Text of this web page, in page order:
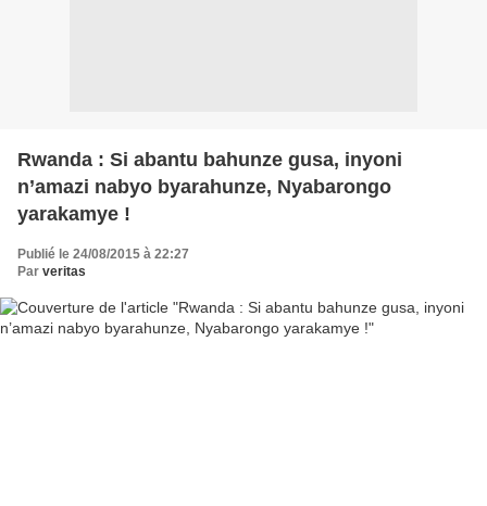
Rwanda : Si abantu bahunze gusa, inyoni
n’amazi nabyo byarahunze, Nyabarongo
yarakamye !
Publié le 24/08/2015 à 22:27
Par veritas